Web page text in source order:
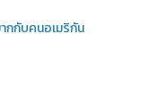
กกับคนอเมริกัน